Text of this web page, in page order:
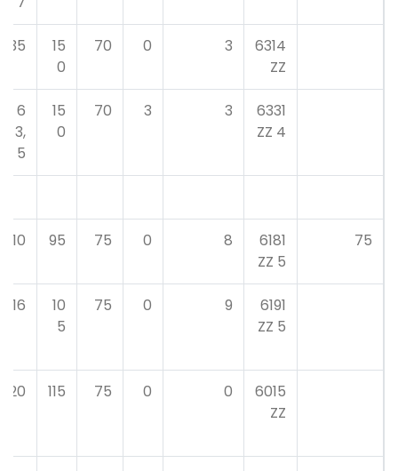
6314
ZZ
3
0
70
15
0
35
6331
4 ZZ
3
3
70
15
0
6
3,
5
75
6181
5 ZZ
8
0
75
95
10
6191
5 ZZ
9
0
75
10
5
16
6015
ZZ
0
0
75
115
20